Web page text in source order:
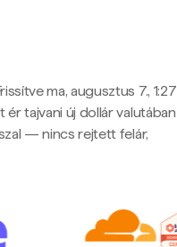
ma, augusztus 7., 1:27
tajvani új dollár valutában
— nincs rejtett felár,